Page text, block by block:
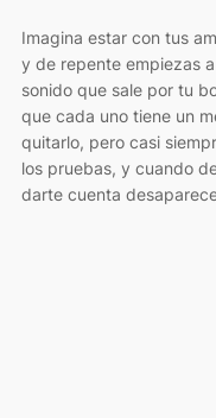
Imagina estar con tus
y de repente empiezas
sonido que sale por tu
que cada uno tiene un
quitarlo, pero casi
los pruebas, y cuando
darte cuenta